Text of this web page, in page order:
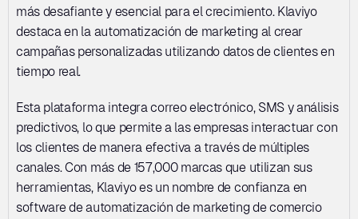
más desafiante y esencial para el crecimiento. Klaviyo
destaca en la automatización de marketing al crear
campañas personalizadas utilizando datos de clientes en
tiempo real.
Esta plataforma integra correo electrónico, SMS y análisis
predictivos, lo que permite a las empresas interactuar con
los clientes de manera efectiva a través de múltiples
canales. Con más de 157,000 marcas que utilizan sus
herramientas, Klaviyo es un nombre de confianza en
software de automatización de marketing de comercio